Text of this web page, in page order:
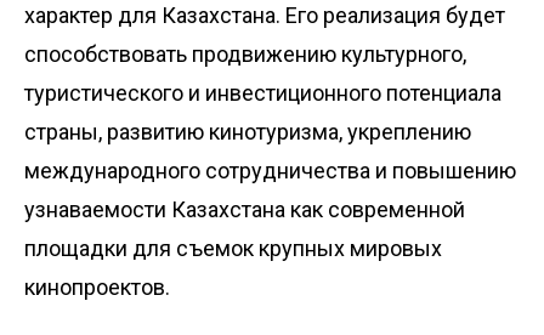
характер для Казахстана. Его реализация будет
способствовать продвижению культурного,
туристического и инвестиционного потенциала
страны, развитию кинотуризма, укреплению
международного сотрудничества и повышению
узнаваемости Казахстана как современной
площадки для съемок крупных мировых
кинопроектов.